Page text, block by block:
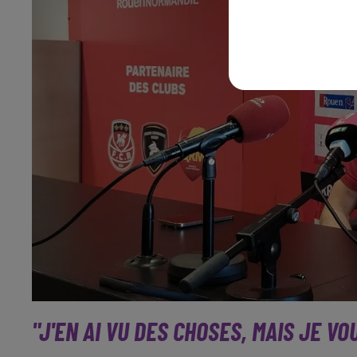
"J'EN AI VU DES CHOSES, MAIS JE